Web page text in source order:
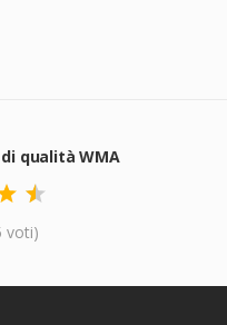
qualità WMA
voti)